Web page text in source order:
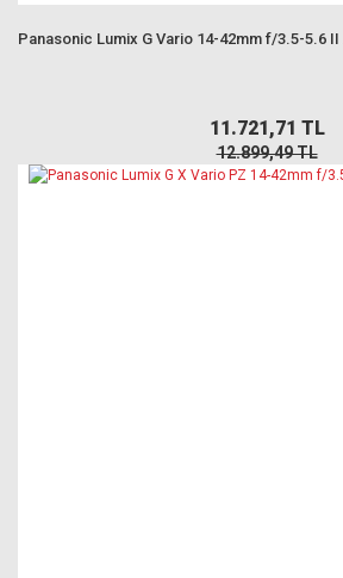
Panasonic Lumix G Vario 14-42mm f/3.5-5.6 II
11.721,71 TL
12.899,49 TL